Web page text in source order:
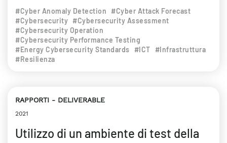
#Cyber Anomaly Detection
#Cyber Attack Forecast
#Cybersecurity #Cybersecurity Assessment
#Cybersecurity Operation
#Cybersecurity Performance Testing
#Energy Cybersecurity Standards
#ICT
#Infrastruttura
#Resilienza
RAPPORTI DELIVERABLE
2021
Utilizzo di un ambiente di test della